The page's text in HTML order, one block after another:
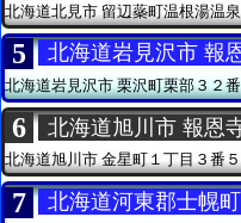
北海道北見市 留辺蘂町温根湯温
5 北海道岩見沢市 報
北海道岩見沢市栗沢町栗部３２
6 北海道旭川市 報恩
北海道旭川市金星町１丁目３番
7 北海道河東郡士幌